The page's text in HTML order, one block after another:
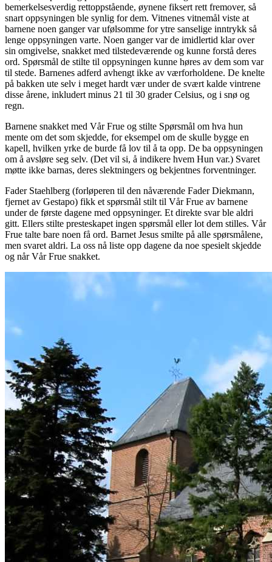
bemerkelsesverdig rettoppstående, øynene fiksert rett fremover, så
snart oppsyningen ble synlig for dem. Vitnenes vitnemål viste at
barnene noen ganger var ufølsomme for ytre sanselige inntrykk så
lenge oppsyningen varte. Noen ganger var de imidlertid klar over
sin omgivelse, snakket med tilstedeværende og kunne forstå deres
ord. Spørsmål de stilte til oppsyningen kunne høres av dem som var
til stede. Barnenes adferd avhengt ikke av værforholdene. De knelte
på bakken ute selv i meget hardt vær under de svært kalde vintrene
disse årene, inkludert minus 21 til 30 grader Celsius, og i snø og
regn.
Barnene snakket med Vår Frue og stilte Spørsmål om hva hun
mente om det som skjedde, for eksempel om de skulle bygge en
kapell, hvilken yrke de burde få lov til å ta opp. De ba oppsyningen
om å avsløre seg selv. (Det vil si, å indikere hvem Hun var.) Svaret
møtte ikke barnas, deres slektningers og bekjentnes forventninger.
Fader Staehlberg (forløperen til den nåværende Fader Diekmann,
fjernet av Gestapo) fikk et spørsmål stilt til Vår Frue av barnene
under de første dagene med oppsyninger. Et direkte svar ble aldri
gitt. Ellers stilte presteskapet ingen spørsmål eller lot dem stilles. Vår
Frue talte bare noen få ord. Barnet Jesus smilte på alle spørsmålene,
men svaret aldri. La oss nå liste opp dagene da noe spesielt skjedde
og når Vår Frue snakket.